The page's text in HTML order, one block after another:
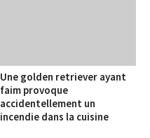
Une golden retriever ayant
faim provoque
accidentellement un
incendie dans la cuisine